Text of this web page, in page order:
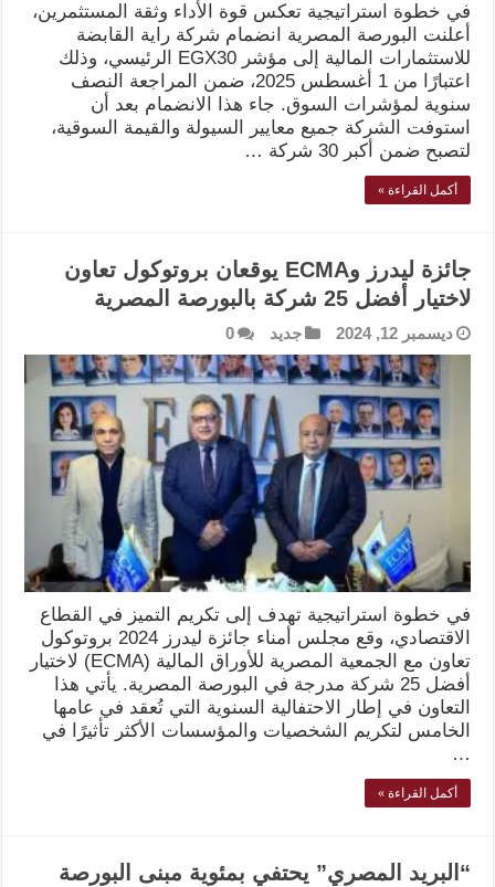
في خطوة استراتيجية تعكس قوة الأداء وثقة المستثمرين،
أعلنت البورصة المصرية انضمام شركة راية القابضة
للاستثمارات المالية إلى مؤشر EGX30 الرئيسي، وذلك
اعتبارًا من 1 أغسطس 2025، ضمن المراجعة النصف
سنوية لمؤشرات السوق. جاء هذا الانضمام بعد أن
استوفت الشركة جميع معايير السيولة والقيمة السوقية،
لتصبح ضمن أكبر 30 شركة …
أكمل القراءة »
جائزة ليدرز وECMA يوقعان بروتوكول تعاون
لاختيار أفضل 25 شركة بالبورصة المصرية
ديسمبر 12, 2024 جديد 0
في خطوة استراتيجية تهدف إلى تكريم التميز في القطاع
الاقتصادي، وقع مجلس أمناء جائزة ليدرز 2024 بروتوكول
تعاون مع الجمعية المصرية للأوراق المالية (ECMA) لاختيار
أفضل 25 شركة مدرجة في البورصة المصرية. يأتي هذا
التعاون في إطار الاحتفالية السنوية التي تُعقد في عامها
الخامس لتكريم الشخصيات والمؤسسات الأكثر تأثيرًا في
…
أكمل القراءة »
“البريد المصري” يحتفي بمئوية مبنى البورصة